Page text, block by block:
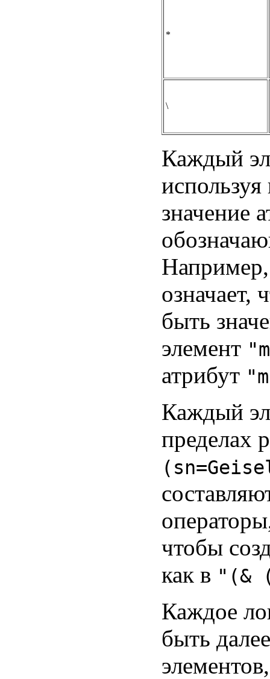
*
\
Каждый
значение
означает,
быть
элемент
атрибут
Каждый
пределах
чтобы
как в "(&
Каждое
быть